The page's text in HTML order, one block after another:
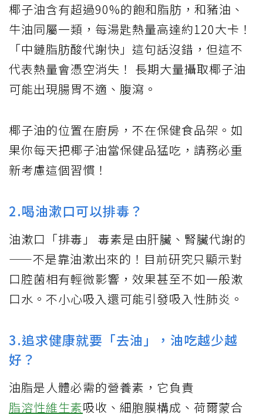
椰子油含有超過90%的飽和脂肪，和豬油、
牛油同屬一類，每湯匙熱量高達約120大卡！
「中鏈脂肪酸代謝快」這句話沒錯，但這不
代表熱量會憑空消失！ 長期大量攝取椰子油
可能出現腸胃不適、腹瀉。
椰子油的位置在廚房，不在保健食品架。如
果你每天把椰子油當保健品猛吃，請務必重
新考慮這個習慣！
2.喝油漱口可以排毒？
油漱口「排毒」 毒素是由肝臟、腎臟代謝的
——不是靠油漱出來的！目前研究只顯示對
口腔菌相有輕微影響，效果甚至不如一般漱
口水。不小心吸入還可能引發吸入性肺炎。
3.追求健康就要「去油」，油吃越少越
好？
油脂是人體必需的營養素，它負責
脂溶性維生素吸收、細胞膜構成、荷爾蒙合